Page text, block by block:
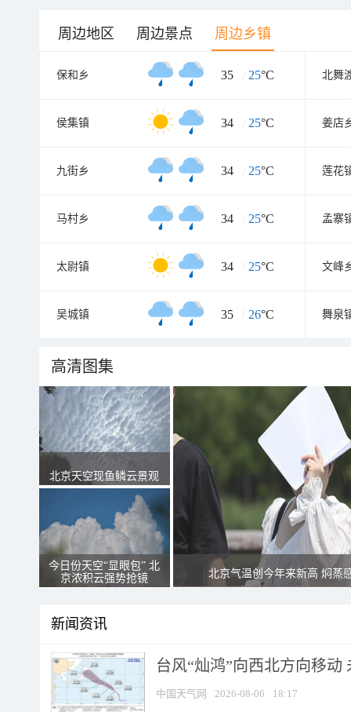
周边地区 周边景点 周边乡镇
保和乡 35 / 25°C 北舞
侯集镇 34 / 25°C 姜店
九街乡 34 / 25°C 莲花
马村乡 34 / 25°C 孟寨
太尉镇 34 / 25°C 文峰
吴城镇 35 / 26°C 舞泉
高清图集
北京天空现鱼鳞云景观
今日份天空“显眼包” 北
京浓积云强势抢镜
北京气温创今年来新高 焖蒸
新闻资讯
台风“灿鸿”向西北方向移动
中国天气网 2026-08-06 18:17